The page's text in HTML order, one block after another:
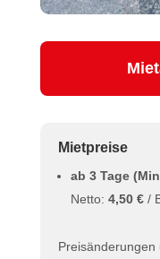
Mietpreise
ab 3 Tage
Netto: 4,50 €/